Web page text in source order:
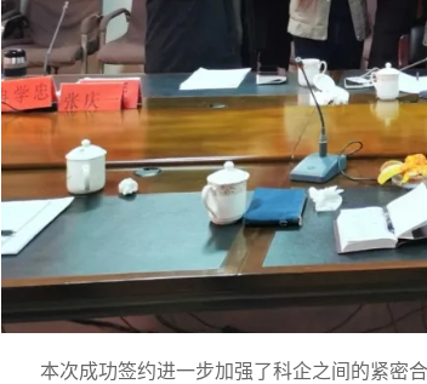
本次成功签约进一步加强了科企之间的紧密